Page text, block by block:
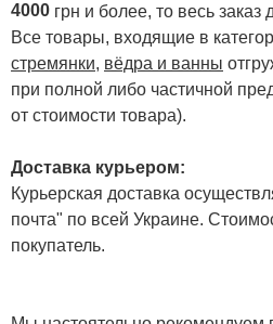
4000 грн и более, то весь заказ
Все товары, входящие в
стремянки, вёдра и ванны
при полной либо частичной
от стоимости товара).
Доставка курьером:
Курьерская доставка
почта" по всей Украине.
покупатель.